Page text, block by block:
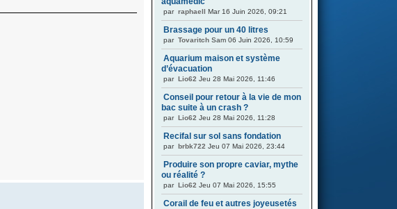
par raphaell Mar 16 Juin 2026, 09:21
Brassage pour un 40 litres
par Tovaritch Sam 06 Juin 2026, 10:59
Aquarium maison et système
d’évacuation
par Lio62 Jeu 28 Mai 2026, 11:46
Conseil pour retour à la vie de mon
bac suite à un crash ?
par Lio62 Jeu 28 Mai 2026, 11:28
Recifal sur sol sans fondation
par brbk722 Jeu 07 Mai 2026, 23:44
Produire son propre caviar, mythe
ou réalité ?
par Lio62 Jeu 07 Mai 2026, 15:55
Corail de feu et autres joyeusetés